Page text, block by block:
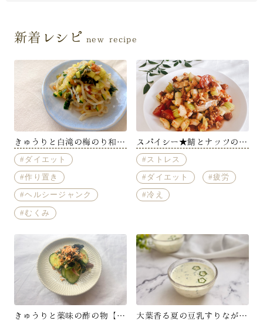
新着レシピ new recipe
きゅうりと白滝の梅のり和え
【内藤えみ】
ダイエット
作り置き
ヘルシージャンク
むくみ
スパイシー★鯖とナッツのピ
リ辛和え【有光眞織】
ストレス
ダイエット 疲労
冷え
きゅうりと薬味の酢の物【冨
大葉香る夏の豆乳すりながし